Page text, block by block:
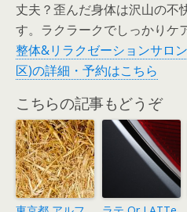
丈夫？歪んだ身体は沢山の不
す。ラクラークでしっかりケ
整体&リラクゼーションサロ
区)の詳細・予約はこちら
こちらの記事もどうぞ